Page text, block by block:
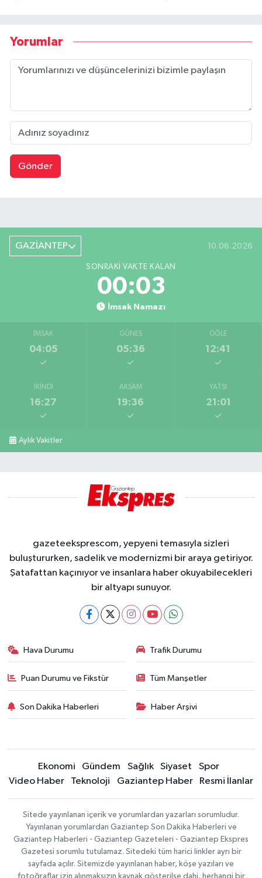
Yorumlar
Gönder
GAZİANTEP 10.08.2026
SONRAKI VAKTE KALAN
00:02
İmsak Namazı
İMSAK
04:05
GÜNEŞ
05:36
ÖĞLE
12:41
İKINDI
16:27
AKŞAM
19:36
YATSI
21:01
Aylık Vakitler
gazeteeksprescom, yepyeni temasıyla sizleri
buluştururken, sadelik ve modernizmi bir araya getiriyor.
Şatafattan kaçınıyor ve insanlara haber okuyabilecekleri
bir altyapı sunuyor.
Hava Durumu Trafik Durumu
Puan Durumu ve Fikstür Tüm Manşetler
Son Dakika Haberleri Haber Arşivi
Ekonomi Gündem Sağlık Siyaset
Spor
Video Haber
Teknoloji Gaziantep Haber Resmi İlanlar
Sitede yayınlanan içerik ve yorumlardan yazarları sorumludur.
Yayınlanan yorumlardan Gaziantep Son Dakika Haberleri ve
Gaziantep Haberleri - Gaziantep Gazeteleri - Gaziantep Ekspres
Gazetesi sorumlu tutulamaz. Sitedeki tüm harici linkler ayrı bir
sayfada açılır. Sitemizde yayınlanan haber, köşe yazıları ve